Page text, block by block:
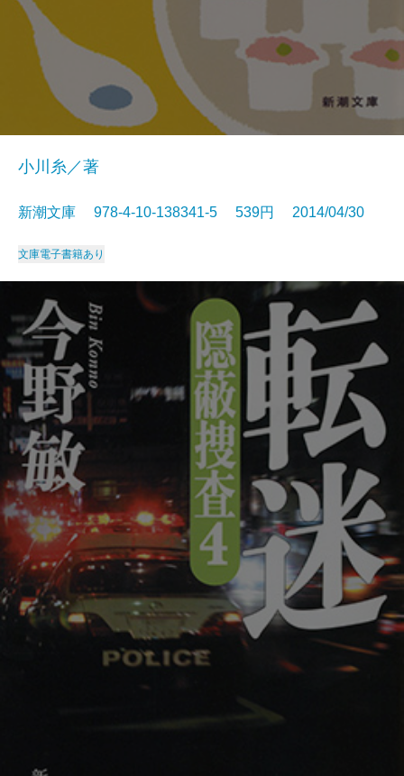
小川糸／著
新潮文庫 978-4-10-138341-5 539円 2014/04/30
文庫電子書籍あり